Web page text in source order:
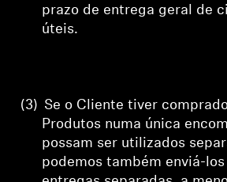
prazo de entrega geral de
úteis.
(3) Se o Cliente tiver
Produtos numa única
possam ser utilizados
podemos também enviá-